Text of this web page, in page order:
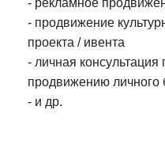
- продвижение
проекта / ивента
- личная консультация
продвижению личного
- и др.